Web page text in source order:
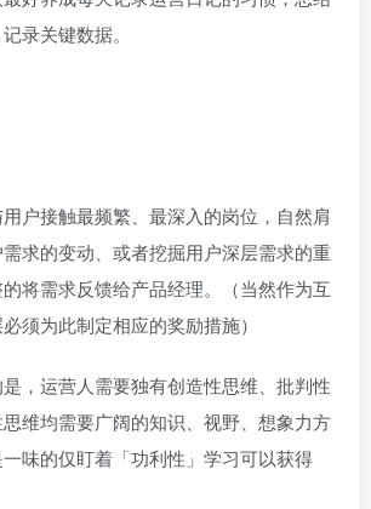
录关键数据。
户接触最频繁、最深入的岗位，自然肩
求的变动、或者挖掘用户深层需求的重
将需求反馈给产品经理。（当然作为互
须为此制定相应的奖励措施）
，运营人需要独有创造性思维、批判性
维均需要广阔的知识、视野、想象力方
味的仅盯着「功利性」学习可以获得